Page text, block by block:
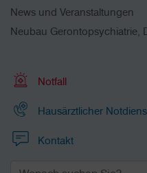
News und Veranstaltungen
Neubau Gerontopsychiatrie,
Notfall
Hausärztlicher
Kontakt